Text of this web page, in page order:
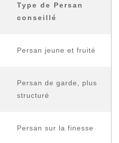
Type de Persan
conseillé
Persan jeune et fruité
Persan de garde, plus
structuré
Persan sur la finesse